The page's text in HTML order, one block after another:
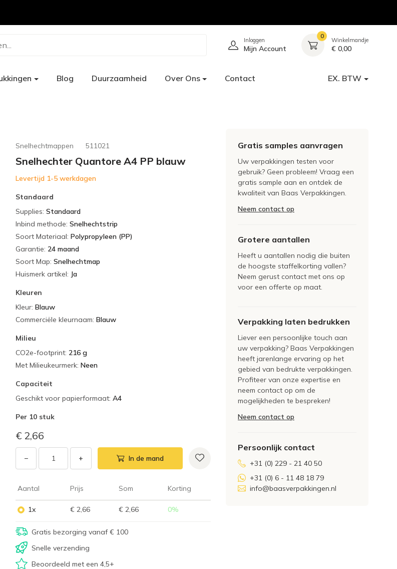
Inloggen
Mijn Account
0
Winkelmandje
€ 0,00
Blog Duurzaamheid Over Ons Contact EX. BTW
Snelhechtmappen 511021
Snelhechter Quantore A4 PP blauw
Levertijd 1-5 werkdagen
Standaard
Supplies: Standaard
Inbind methode: Snelhechtstrip
Soort Materiaal: Polypropyleen (PP)
Garantie: 24 maand
Soort Map: Snelhechtmap
Huismerk artikel: Ja
Kleuren
Kleur: Blauw
Commerciële kleurnaam: Blauw
Milieu
CO2e-footprint: 216 g
Met Milieukeurmerk: Neen
Capaciteit
Geschikt voor papierformaat: A4
Per 10 stuk
€ 2,66
− + In de mand
Aantal Prijs Som Korting
1x € 2,66 € 2,66 0%
Gratis bezorging vanaf € 100
Snelle verzending
Beoordeeld met een 4,5+
Gratis samples aanvragen
Uw verpakkingen testen voor
gebruik? Geen probleem! Vraag een
gratis sample aan en ontdek de
kwaliteit van Baas Verpakkingen.
Neem contact op
Grotere aantallen
Heeft u aantallen nodig die buiten
de hoogste staffelkorting vallen?
Neem gerust contact met ons op
voor een offerte op maat.
Verpakking laten bedrukken
Liever een persoonlijke touch aan
uw verpakking? Baas Verpakkingen
heeft jarenlange ervaring op het
gebied van bedrukte verpakkingen.
Profiteer van onze expertise en
neem contact op om de
mogelijkheden te bespreken!
Neem contact op
Persoonlijk contact
+31 (0) 229 - 21 40 50
+31 (0) 6 - 11 48 18 79
info@baasverpakkingen.nl